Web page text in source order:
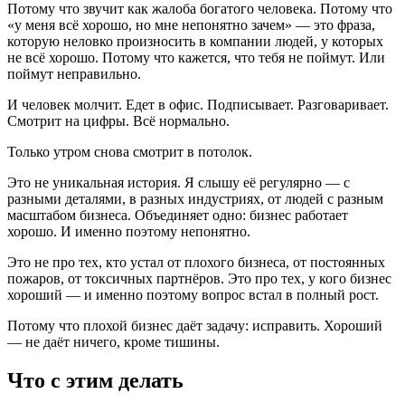
Потому что звучит как жалоба богатого человека. Потому что
«у меня всё хорошо, но мне непонятно зачем» — это фраза,
которую неловко произносить в компании людей, у которых
не всё хорошо. Потому что кажется, что тебя не поймут. Или
поймут неправильно.
И человек молчит. Едет в офис. Подписывает. Разговаривает.
Смотрит на цифры. Всё нормально.
Только утром снова смотрит в потолок.
Это не уникальная история. Я слышу её регулярно — с
разными деталями, в разных индустриях, от людей с разным
масштабом бизнеса. Объединяет одно: бизнес работает
хорошо. И именно поэтому непонятно.
Это не про тех, кто устал от плохого бизнеса, от постоянных
пожаров, от токсичных партнёров. Это про тех, у кого бизнес
хороший — и именно поэтому вопрос встал в полный рост.
Потому что плохой бизнес даёт задачу: исправить. Хороший
— не даёт ничего, кроме тишины.
Что с этим делать